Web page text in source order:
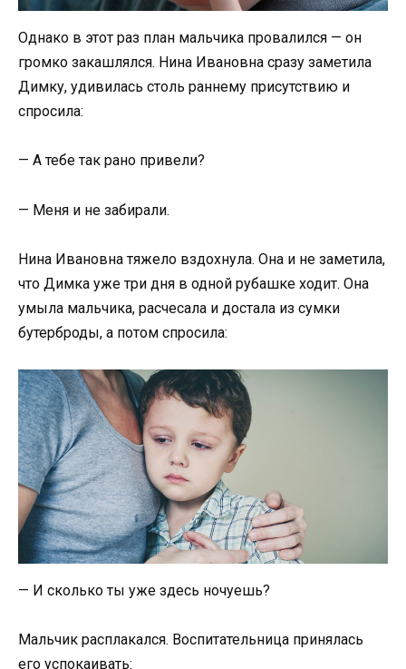
Однако в этот раз план мальчика провалился — он
громко закашлялся. Нина Ивановна сразу заметила
Димку, удивилась столь раннему присутствию и
спросила:
— А тебе так рано привели?
— Меня и не забирали.
Нина Ивановна тяжело вздохнула. Она и не заметила,
что Димка уже три дня в одной рубашке ходит. Она
умыла мальчика, расчесала и достала из сумки
бутерброды, а потом спросила:
— И сколько ты уже здесь ночуешь?
Мальчик расплакался. Воспитательница принялась
его успокаивать: